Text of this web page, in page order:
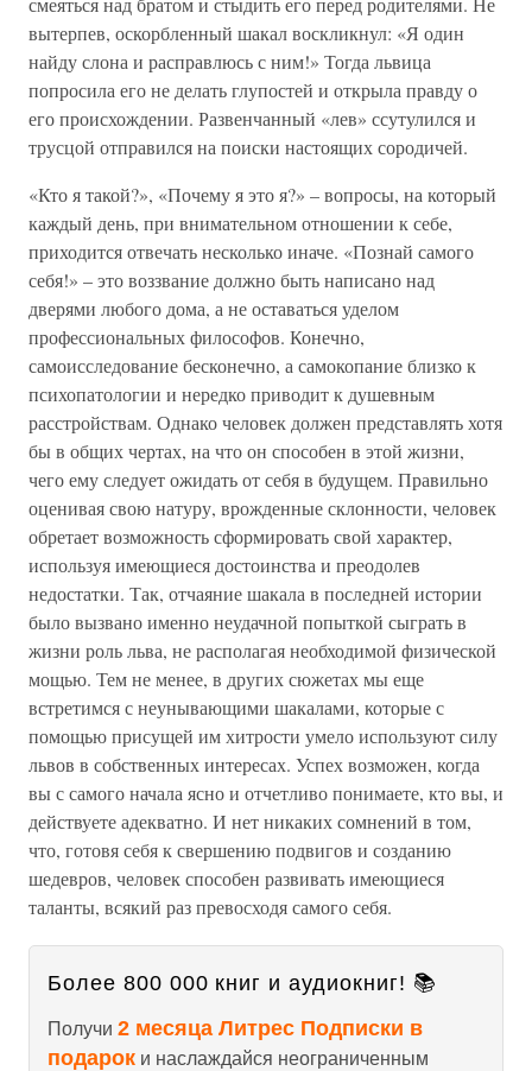
вытерпев, оскорбленный шакал воскликнул: «Я один
найду слона и расправлюсь с ним!» Тогда львица
попросила его не делать глупостей и открыла правду о
его происхождении. Развенчанный «лев» ссутулился и
трусцой отправился на поиски настоящих сородичей.
«Кто я такой?», «Почему я это я?» – вопросы, на который
каждый день, при внимательном отношении к себе,
приходится отвечать несколько иначе. «Познай самого
себя!» – это воззвание должно быть написано над
дверями любого дома, а не оставаться уделом
профессиональных философов. Конечно,
самоисследование бесконечно, а самокопание близко к
психопатологии и нередко приводит к душевным
расстройствам. Однако человек должен представлять хотя
бы в общих чертах, на что он способен в этой жизни,
чего ему следует ожидать от себя в будущем. Правильно
оценивая свою натуру, врожденные склонности, человек
обретает возможность сформировать свой характер,
используя имеющиеся достоинства и преодолев
недостатки. Так, отчаяние шакала в последней истории
было вызвано именно неудачной попыткой сыграть в
жизни роль льва, не располагая необходимой физической
мощью. Тем не менее, в других сюжетах мы еще
встретимся с неунывающими шакалами, которые с
помощью присущей им хитрости умело используют силу
львов в собственных интересах. Успех возможен, когда
вы с самого начала ясно и отчетливо понимаете, кто вы, и
действуете адекватно. И нет никаких сомнений в том,
что, готовя себя к свершению подвигов и созданию
шедевров, человек способен развивать имеющиеся
таланты, всякий раз превосходя самого себя.
Более 800 000 книг и аудиокниг! 📚
Получи 2 месяца Литрес Подписки в
подарок и наслаждайся неограниченным